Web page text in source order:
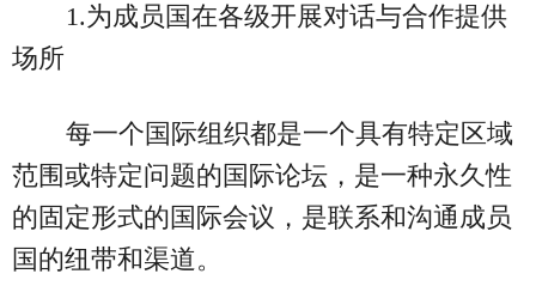
1.为成员国在各级开展对话与合作提供
场所
每一个国际组织都是一个具有特定区域
范围或特定问题的国际论坛，是一种永久性
的固定形式的国际会议，是联系和沟通成员
国的纽带和渠道。